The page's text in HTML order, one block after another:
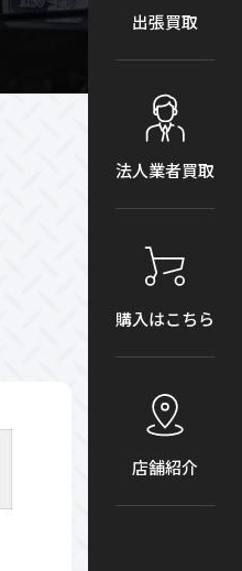
出張買取
法人業者買取
購入はこちら
店舗紹介